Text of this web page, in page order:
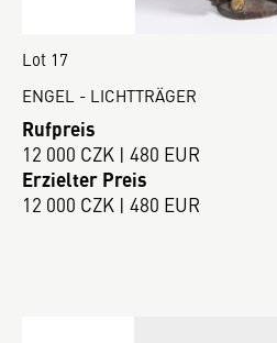
Lot 17
ENGEL - LICHTTRÄGER
Rufpreis
12 000 CZK | 480 EUR
Erzielter Preis
12 000 CZK | 480 EUR